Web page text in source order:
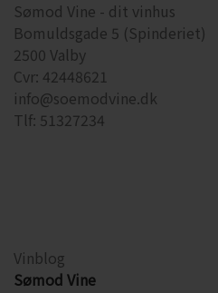
Druer: Pinot Noir
Alkohol: 13%
Serveres fx: pasta, laks,
Serveres ved: 15-18 grader
Tilbud gælder tom. d. 31. august 2026 -
Sømod Vine - dit vinhus
Bomuldsgade 5 (Spinderiet)
2500 Valby
Cvr: 42448621
info@soemodvine.dk
Tlf: 51327234
Vinblog
Sømod Vine